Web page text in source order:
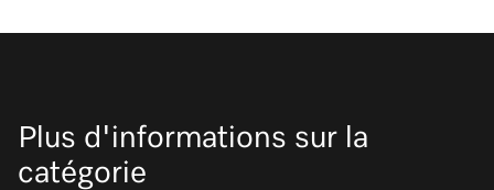
Plus d'informations sur la
catégorie